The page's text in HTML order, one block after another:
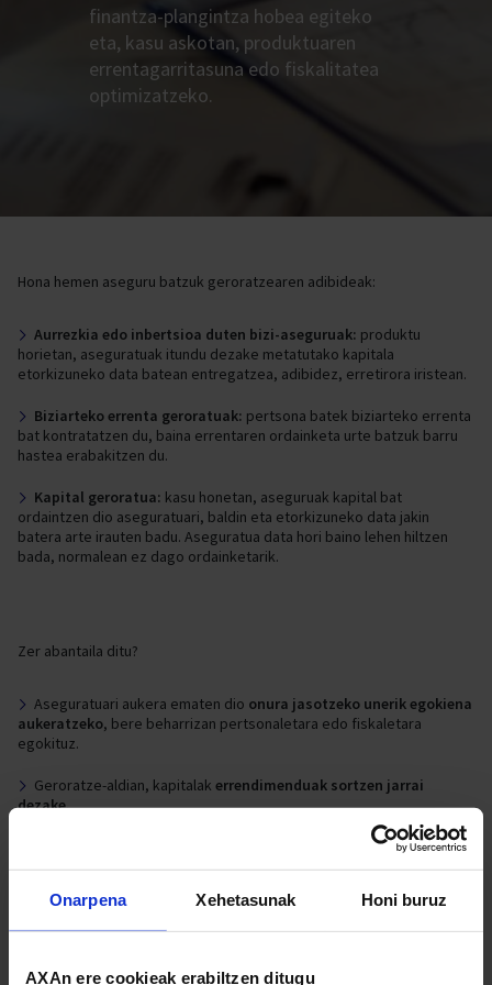
Onarpena Xehetasunak Honi buruz
AXAn ere cookieak erabiltzen ditugu
finantza-plangintza hobea egiteko
eta, kasu askotan, produktuaren
errentagarritasuna edo fiskalitatea
optimizatzeko.
Hona hemen aseguru batzuk geroratzearen adibideak:
Aurrezkia edo inbertsioa duten bizi-aseguruak: produktu
horietan, aseguratuak itundu dezake metatutako kapitala
etorkizuneko data batean entregatzea, adibidez, erretirora iristean.
Biziarteko errenta geroratuak: pertsona batek biziarteko errenta
bat kontratatzen du, baina errentaren ordainketa urte batzuk barru
hastea erabakitzen du.
Kapital geroratua: kasu honetan, aseguruak kapital bat
ordaintzen dio aseguratuari, baldin eta etorkizuneko data jakin
batera arte irauten badu. Aseguratua data hori baino lehen hiltzen
bada, normalean ez dago ordainketarik.
Zer abantaila ditu?
Aseguratuari aukera ematen dio onura jasotzeko unerik egokiena
aukeratzeko, bere beharrizan pertsonaletara edo fiskaletara
egokituz.
Geroratze-aldian, kapitalak errendimenduak sortzen jarrai
dezake.
edo ondarea oinordekoei une egokienean
eskualdatzen lagun dezake.